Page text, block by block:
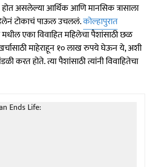
असलेल्या आर्थिक आणि मानसिक त्रासाला
टोकाचं पाऊल उचललं.कोल्हापुरात
एका विवाहित महिलेचा पैशांसाठी छळ
माहेराहून १० लाख रुपये घेऊन ये, अशी
करत होते. त्या पैशांसाठी त्यांनी विवाहितेचा